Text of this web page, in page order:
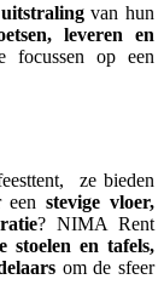
van hun
leveren en
focussen op een
ze bieden
eenstevige vloer,
? NIMA Rent
stoelen en tafels,
om de sfeer